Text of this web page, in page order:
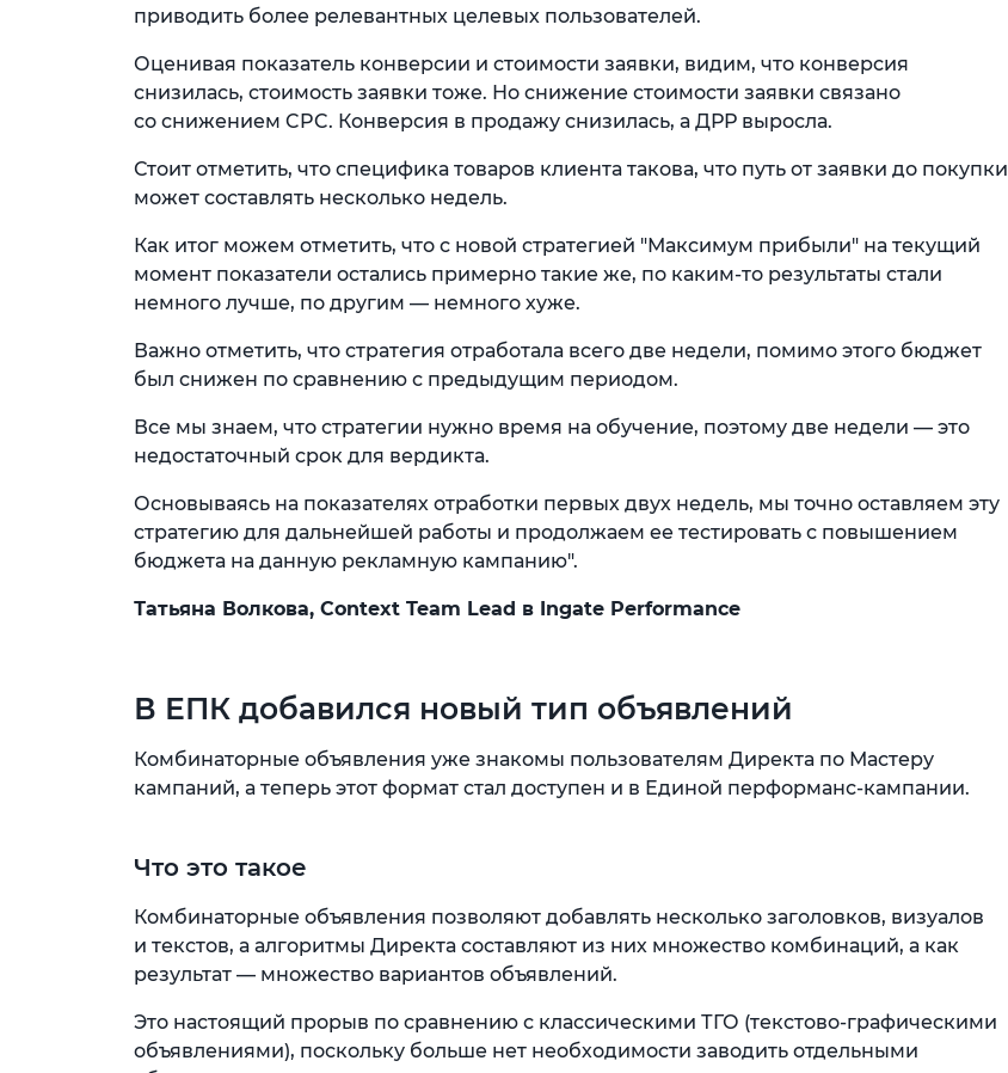
приводить более релевантных целевых пользователей.
Оценивая показатель конверсии и стоимости заявки, видим, что конверсия
снизилась, стоимость заявки тоже. Но снижение стоимости заявки связано
со снижением CPC. Конверсия в продажу снизилась, а ДРР выросла.
Стоит отметить, что специфика товаров клиента такова, что путь от заявки до покупки
может составлять несколько недель.
Как итог можем отметить, что с новой стратегией "Максимум прибыли" на текущий
момент показатели остались примерно такие же, по каким-то результаты стали
немного лучше, по другим — немного хуже.
Важно отметить, что стратегия отработала всего две недели, помимо этого бюджет
был снижен по сравнению с предыдущим периодом.
Все мы знаем, что стратегии нужно время на обучение, поэтому две недели — это
недостаточный срок для вердикта.
Основываясь на показателях отработки первых двух недель, мы точно оставляем эту
стратегию для дальнейшей работы и продолжаем ее тестировать с повышением
бюджета на данную рекламную кампанию".
Татьяна Волкова, Context Team Lead в Ingate Performance
В ЕПК добавился новый тип объявлений
Комбинаторные объявления уже знакомы пользователям Директа по Мастеру
кампаний, а теперь этот формат стал доступен и в Единой перформанс-кампании.
Что это такое
Комбинаторные объявления позволяют добавлять несколько заголовков, визуалов
и текстов, а алгоритмы Директа составляют из них множество комбинаций, а как
результат — множество вариантов объявлений.
Это настоящий прорыв по сравнению с классическими ТГО (текстово-графическими
объявлениями), поскольку больше нет необходимости заводить отдельными